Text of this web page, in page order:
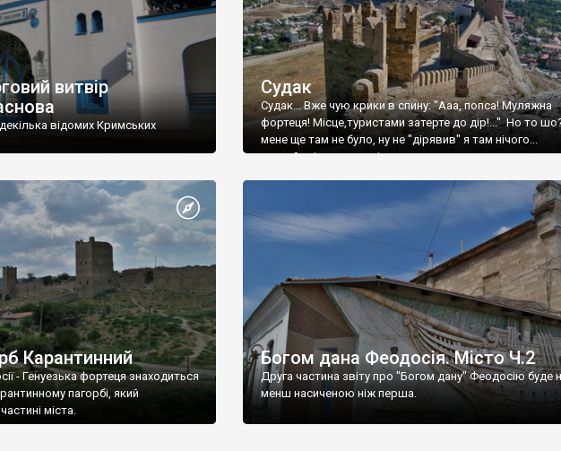
витвір
відомих Кримських
Судак
Судак... Вже чую крики в спину: "Ааа, попса! Муляжна
фортеця! Місце,туристами затерте до дір!..." Но то
мене ще там не було, ну не "дірявив" я там нічого...
принаймні до цього літа.
Карантинний
- Генуезька фортеця знаходиться
пагорбі, який
міста.
Богом дана Феодосія. Місто Ч.2
Друга частина звіту про "Богом дану" Феодосію буде
менш насиченою ніж перша.